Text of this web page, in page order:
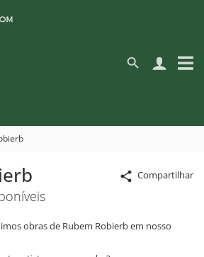
Compartilhar
obras de Rubem Robierb em nosso